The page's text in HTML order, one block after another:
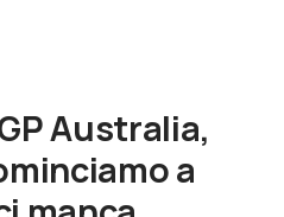
Australia,
a